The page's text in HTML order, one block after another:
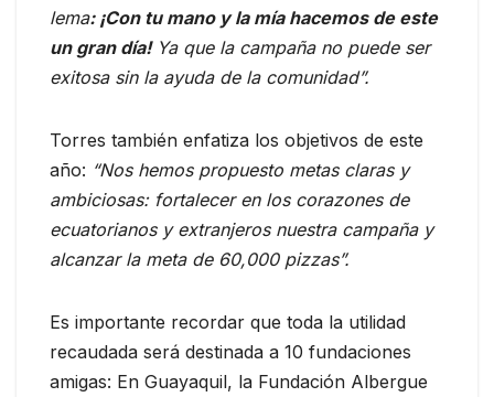
lema: ¡Con tu mano y la mía hacemos de este
un gran día!Ya que la campaña no puede ser
exitosa sin la ayuda de la comunidad”.
Torres también enfatiza los objetivos de este
año: “Nos hemos propuesto metas claras y
ambiciosas: fortalecer en los corazones de
ecuatorianos y extranjeros nuestra campaña y
alcanzar la meta de 60,000 pizzas”.
Es importante recordar que toda la utilidad
recaudada será destinada a 10 fundaciones
amigas: En Guayaquil, la Fundación Albergue